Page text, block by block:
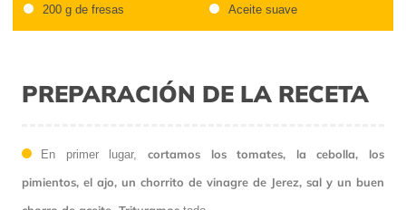
200 g de fresas
Aceite suave
PREPARACIÓN DE LA RECETA
En primer lugar, cortamos los tomates, la cebolla, los
pimientos, el ajo, un chorrito de vinagre de Jerez, sal y un buen